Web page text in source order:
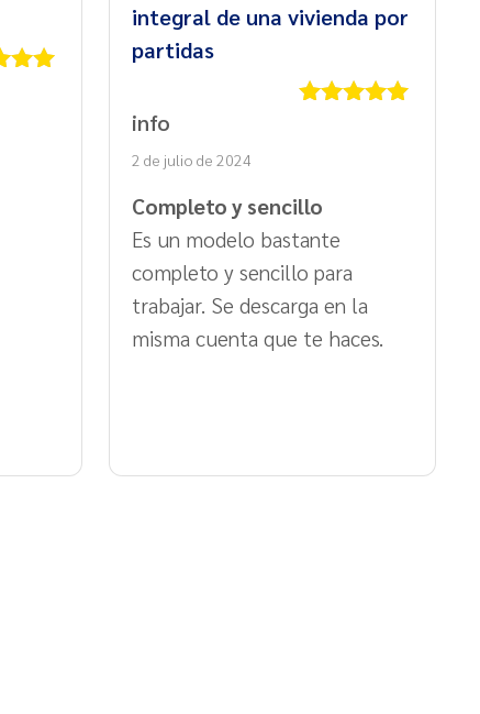
integral de una vivienda por
partidas
info
2 de julio de 2024
Completo y sencillo
Es un modelo bastante
completo y sencillo para
trabajar. Se descarga en la
misma cuenta que te haces.